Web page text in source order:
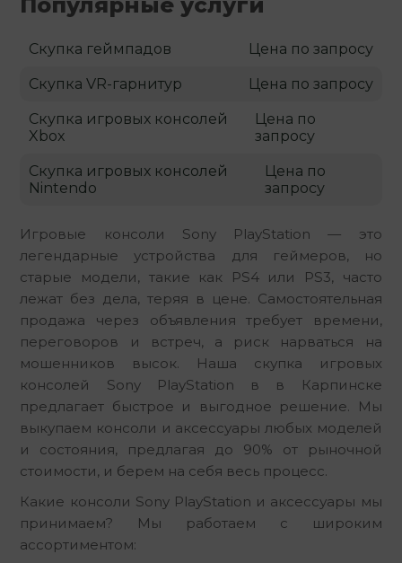
Игровые консоли Sony PlayStation — это
легендарные устройства для геймеров, но
старые модели, такие как PS4 или PS3, часто
лежат без дела, теряя в цене. Самостоятельная
продажа через объявления требует времени,
переговоров и встреч, а риск нарваться на
мошенников высок. Наша скупка игровых
консолей Sony PlayStation в в Карпинске
предлагает быстрое и выгодное решение. Мы
выкупаем консоли и аксессуары любых моделей
и состояния, предлагая до 90% от рыночной
стоимости, и берем на себя весь процесс.
Какие консоли Sony PlayStation и аксессуары мы
принимаем? Мы работаем с широким
ассортиментом:
Скупка геймпадов Цена по запросу
Скупка VR-гарнитур Цена по запросу
Скупка игровых консолей
Xbox
Цена по
запросу
Скупка игровых консолей
Nintendo
Цена по
запросу